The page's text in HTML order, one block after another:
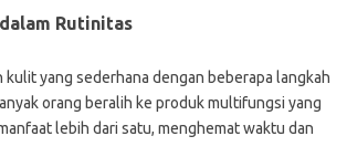
Rutinitas
kulit yang sederhana dengan beberapa langkah
orang beralih ke produk multifungsi yang
lebih dari satu, menghemat waktu dan